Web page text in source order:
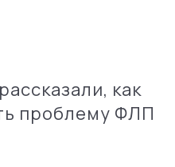
как
проблему ФЛП